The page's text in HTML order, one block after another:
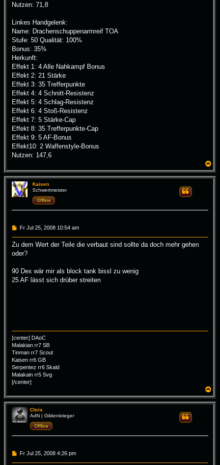
Nutzen: 71,8
Linkes Handgelenk:
Name: Drachenschuppenarmreif TOA
Stufe: 50 Qualität: 100%
Bonus: 35%
Herkunft:
Effekt 1: 4 Alle Nahkampf Bonus
Effekt 2: 21 Stärke
Effekt 3: 35 Trefferpunkte
Effekt 4: 4 Schnitt-Resistenz
Effekt 5: 4 Schlag-Resistenz
Effekt 6: 4 Stoß-Resistenz
Effekt 7: 5 Stärke-Cap
Effekt 8: 35 Trefferpunkte-Cap
Effekt 9: 5 AF-Bonus
Effekt10: 2 Waffenstyle-Bonus
Nutzen: 147,6
a
c
Kaisen
Schwertmeister
Offline
Zitieren
B
t
r
Fr Jul 25, 2008 10:54 am
Zu dem Wert der Teile die verbaut sind sollte da doch mehr gehen
oder?
90 Dex wär mir als block tank bissl zu wenig
25 AF lässt sich drüber streiten
[center] DAoC
Malakian rr7 SB
Tinman rr7 Scout
Kaisen rr6 GB
Serpentez rr6 Skald
Malakain rr5 Svg
[/center]
a
c
Chris
AdN | Gildenkrieger
Offline
Zitieren
BFr Jul 25, 2008 4:26 pm